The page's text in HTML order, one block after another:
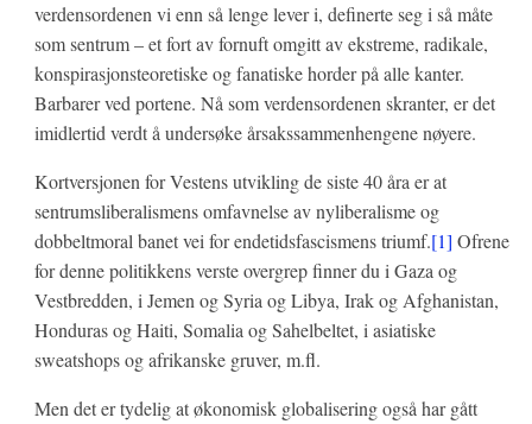
verdensordenen vi enn så lenge lever i, definerte seg i så måte
som sentrum – et fort av fornuft omgitt av ekstreme, radikale,
konspirasjonsteoretiske og fanatiske horder på alle kanter.
Barbarer ved portene. Nå som verdensordenen skranter, er det
imidlertid verdt å undersøke årsakssammenhengene nøyere.
Kortversjonen for Vestens utvikling de siste 40 åra er at
sentrumsliberalismens omfavnelse av nyliberalisme og
dobbeltmoral banet vei for endetidsfascismens triumf.[1] Ofrene
for denne politikkens verste overgrep finner du i Gaza og
Vestbredden, i Jemen og Syria og Libya, Irak og Afghanistan,
Honduras og Haiti, Somalia og Sahelbeltet, i asiatiske
sweatshops og afrikanske gruver, m.fl.
Men det er tydelig at økonomisk globalisering også har gått